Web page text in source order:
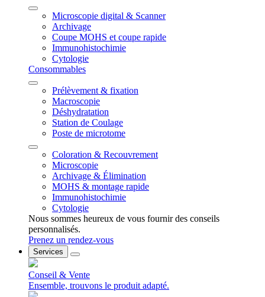
Microscopie digital & Scanner
Archivage
Coupe MOHS et coupe rapide
Immunohistochimie
Cytologie
Consommables
Prélèvement & fixation
Macroscopie
Déshydratation
Station de Coulage
Poste de microtome
Coloration & Recouvrement
Microscopie
Archivage & Élimination
MOHS & montage rapide
Immunohistochimie
Cytologie
Nous sommes heureux de vous fournir des conseils
personnalisés.
Prenez un rendez-vous
Services
Conseil & Vente
Ensemble, trouvons le produit adapté.